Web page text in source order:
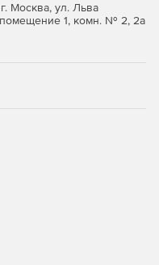
Москва, ул. Льва
помещение 1, комн. № 2, 2а